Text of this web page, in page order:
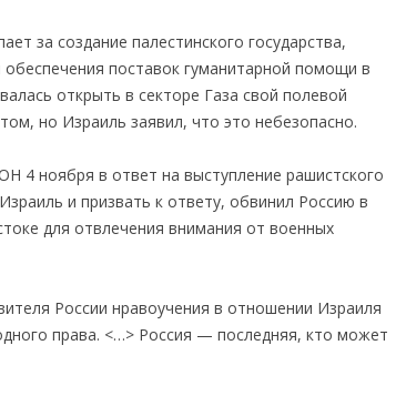
за создание палестинского государства,
поставок гуманитарной помощи в
открыть в секторе Газа свой полевой
но Израиль заявил, что это небезопасно.
4 ноября в ответ на выступление рашистского
и призвать к ответу, обвинил Россию в
для отвлечения внимания от военных
России нравоучения в отношении Израиля
права. <…> Россия — последняя, ​​кто может